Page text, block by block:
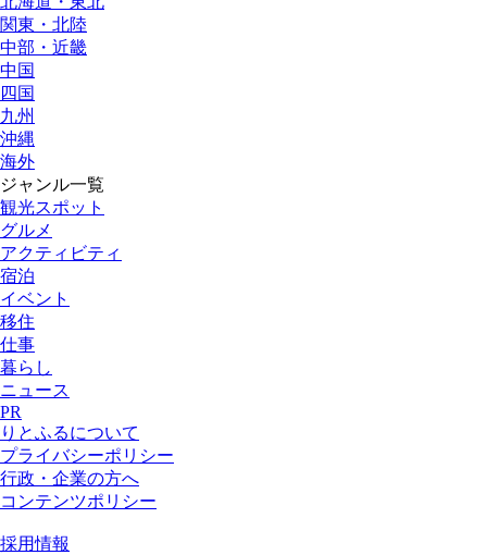
関東・北陸
中部・近畿
中国
四国
九州
沖縄
海外
ジャンル一覧
観光スポット
グルメ
アクティビティ
宿泊
イベント
移住
仕事
暮らし
ニュース
PR
りとふるについて
プライバシーポリシー
行政・企業の方へ
コンテンツポリシー
採用情報